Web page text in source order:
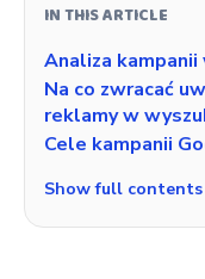
IN THIS ARTICLE
Analiza
Na co zwracać
reklamy w
Cele kampanii
Show full contents